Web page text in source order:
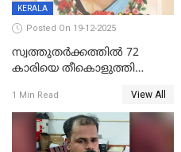
KERALA
Posted On 19-12-2025
സ്വത്തുതര്‍ക്കത്തില്‍ 72
കാരിയെ തീകൊളുത്തി
ക്രൂരകൊലപാതകത്തില്‍
സഹോദരിപുത്രന് ജീവപര്യന്തം
1 Min Read View All